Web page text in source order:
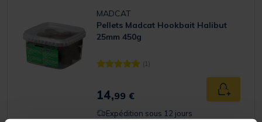
MADCAT
Pellets Madcat Hookbait Halibut
25mm 450g
[object Object] out of 5 Customer Rating
(1)
14,99 € Ajouter
Expédition sous 12 jours